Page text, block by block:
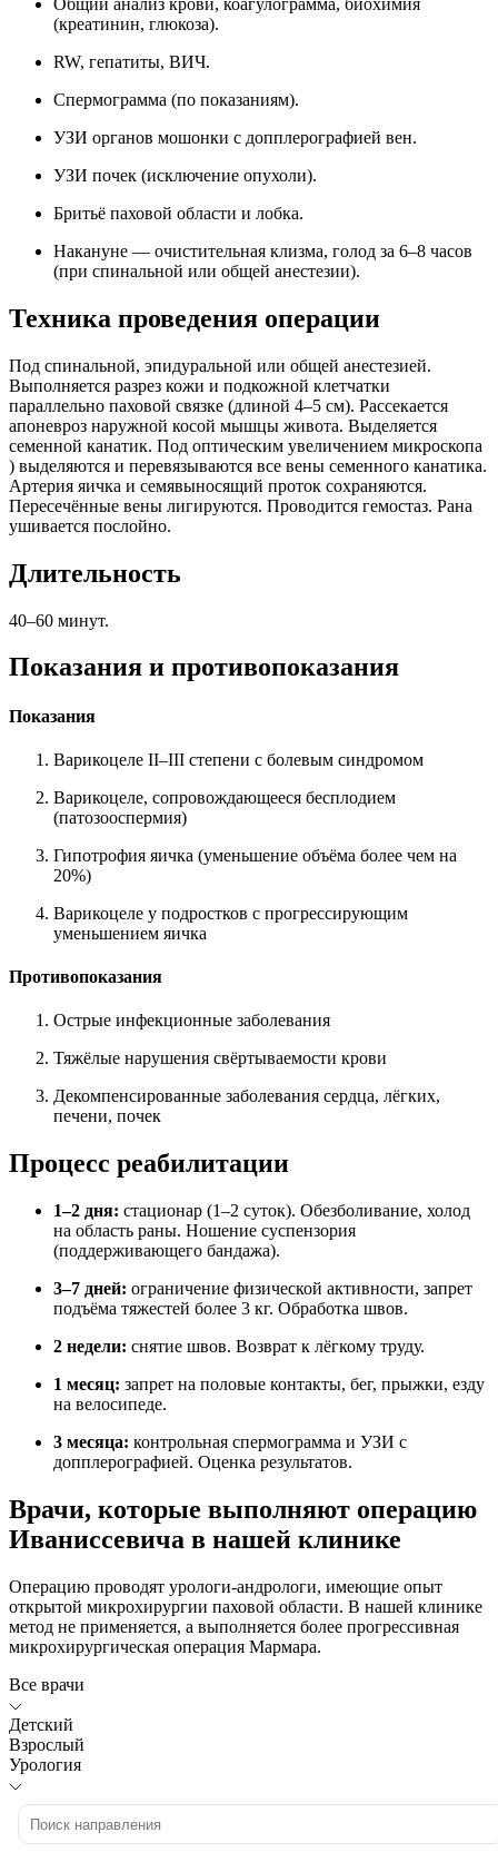
(креатинин, глюкоза).
RW, гепатиты, ВИЧ.
Спермограмма (по показаниям).
УЗИ органов мошонки с допплерографией вен.
УЗИ почек (исключение опухоли).
Бритьё паховой области и лобка.
Накануне — очистительная клизма, голод за 6–8 часов
(при спинальной или общей анестезии).
Техника проведения операции
Под спинальной, эпидуральной или общей анестезией.
Выполняется разрез кожи и подкожной клетчатки
параллельно паховой связке (длиной 4–5 см). Рассекается
апоневроз наружной косой мышцы живота. Выделяется
семенной канатик. Под оптическим увеличением микроскопа
) выделяются и перевязываются все вены семенного канатика.
Артерия яичка и семявыносящий проток сохраняются.
Пересечённые вены лигируются. Проводится гемостаз. Рана
ушивается послойно.
Длительность
40–60 минут.
Показания и противопоказания
Показания
Варикоцеле II–III степени с болевым синдромом
Варикоцеле, сопровождающееся бесплодием
(патозооспермия)
Гипотрофия яичка (уменьшение объёма более чем на
20%)
Варикоцеле у подростков с прогрессирующим
уменьшением яичка
Противопоказания
Острые инфекционные заболевания
Тяжёлые нарушения свёртываемости крови
Декомпенсированные заболевания сердца, лёгких,
печени, почек
Процесс реабилитации
1–2 дня: стационар (1–2 суток). Обезболивание, холод
на область раны. Ношение суспензория
(поддерживающего бандажа).
3–7 дней: ограничение физической активности, запрет
подъёма тяжестей более 3 кг. Обработка швов.
2 недели: снятие швов. Возврат к лёгкому труду.
1 месяц: запрет на половые контакты, бег, прыжки, езду
на велосипеде.
3 месяца: контрольная спермограмма и УЗИ с
допплерографией. Оценка результатов.
Врачи, которые выполняют операцию
Иваниссевича в нашей клинике
Операцию проводят урологи-андрологи, имеющие опыт
открытой микрохирургии паховой области. В нашей клинике
метод не применяется, а выполняется более прогрессивная
микрохирургическая операция Мармара.
Все врачи
Детский
Взрослый
Урология